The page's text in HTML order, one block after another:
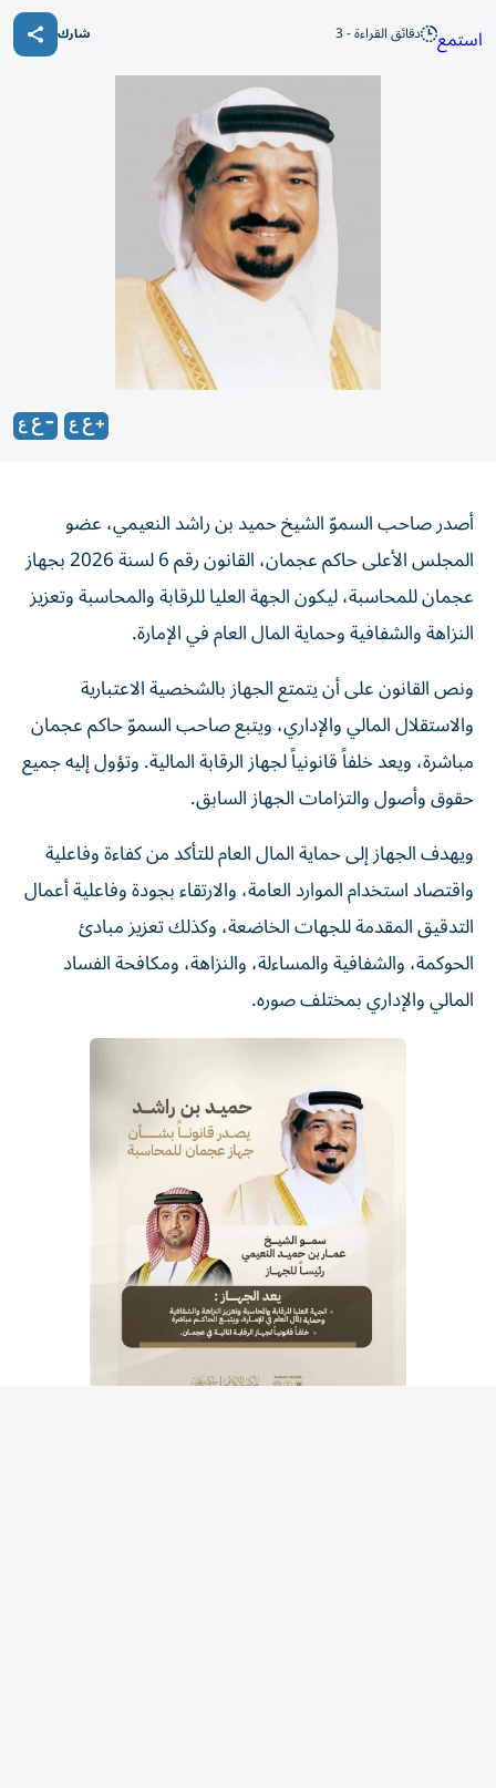
استمع دقائق القراءة - 3 شارك
أصدر صاحب السموّ الشيخ حميد بن راشد النعيمي، عضو
المجلس الأعلى حاكم عجمان، القانون رقم 6 لسنة 2026 بجهاز
عجمان للمحاسبة، ليكون الجهة العليا للرقابة والمحاسبة وتعزيز
النزاهة والشفافية وحماية المال العام في الإمارة.
ونص القانون على أن يتمتع الجهاز بالشخصية الاعتبارية
والاستقلال المالي والإداري، ويتبع صاحب السموّ حاكم عجمان
مباشرة، ويعد خلفاً قانونياً لجهاز الرقابة المالية. وتؤول إليه جميع
حقوق وأصول والتزامات الجهاز السابق.
ويهدف الجهاز إلى حماية المال العام للتأكد من كفاءة وفاعلية
واقتصاد استخدام الموارد العامة، والارتقاء بجودة وفاعلية أعمال
التدقيق المقدمة للجهات الخاضعة، وكذلك تعزيز مبادئ
الحوكمة، والشفافية والمساءلة، والنزاهة، ومكافحة الفساد
المالي والإداري بمختلف صوره.